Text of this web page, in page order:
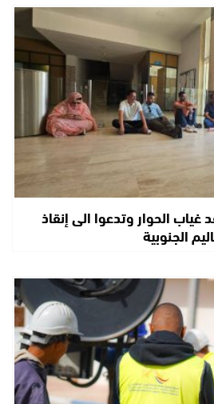
غياب الحوار وتدعوا الى إنقاذ
الجنوبية